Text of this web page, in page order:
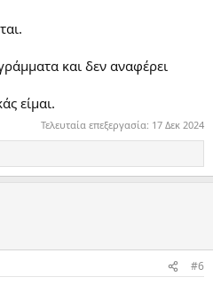
και δεν αναφέρει
είμαι.
Τελευταία επεξεργασία: 17 Δεκ 2024
#6